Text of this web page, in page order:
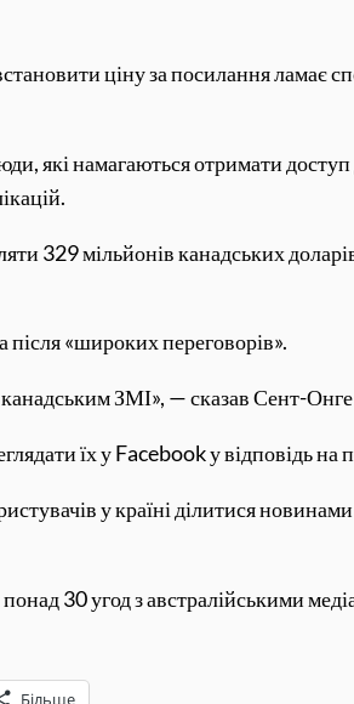
ціну за посилання ламає
які намагаються отримати
329 мільйонів канадських
«широких переговорів».
ЗМІ», — сказав Сент-
їх у Facebook у відповідь на
у країні ділитися
30 угод з австралійськими